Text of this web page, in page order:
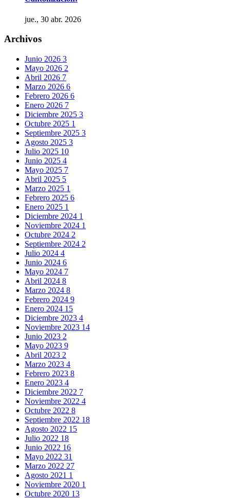
jue., 30 abr. 2026
Archivos
Junio 2026 3
Mayo 2026 2
Abril 2026 7
Marzo 2026 6
Febrero 2026 6
Enero 2026 7
Diciembre 2025 3
Octubre 2025 1
Septiembre 2025 3
Agosto 2025 3
Julio 2025 10
Junio 2025 4
Mayo 2025 7
Abril 2025 5
Marzo 2025 1
Febrero 2025 6
Enero 2025 1
Diciembre 2024 1
Noviembre 2024 1
Octubre 2024 2
Septiembre 2024 2
Julio 2024 4
Junio 2024 6
Mayo 2024 7
Abril 2024 8
Marzo 2024 8
Febrero 2024 9
Enero 2024 15
Diciembre 2023 4
Noviembre 2023 14
Junio 2023 2
Mayo 2023 9
Abril 2023 2
Marzo 2023 4
Febrero 2023 8
Enero 2023 4
Diciembre 2022 7
Noviembre 2022 4
Octubre 2022 8
Septiembre 2022 18
Agosto 2022 15
Julio 2022 18
Junio 2022 16
Mayo 2022 31
Marzo 2022 27
Agosto 2021 1
Noviembre 2020 1
Octubre 2020 13